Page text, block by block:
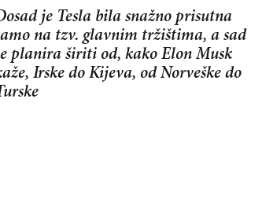
je Tesla bila snažno prisutna
na tzv. glavnim tržištima, a sad
planira širiti od, kako Elon Musk
Irske do Kijeva, od Norveške do